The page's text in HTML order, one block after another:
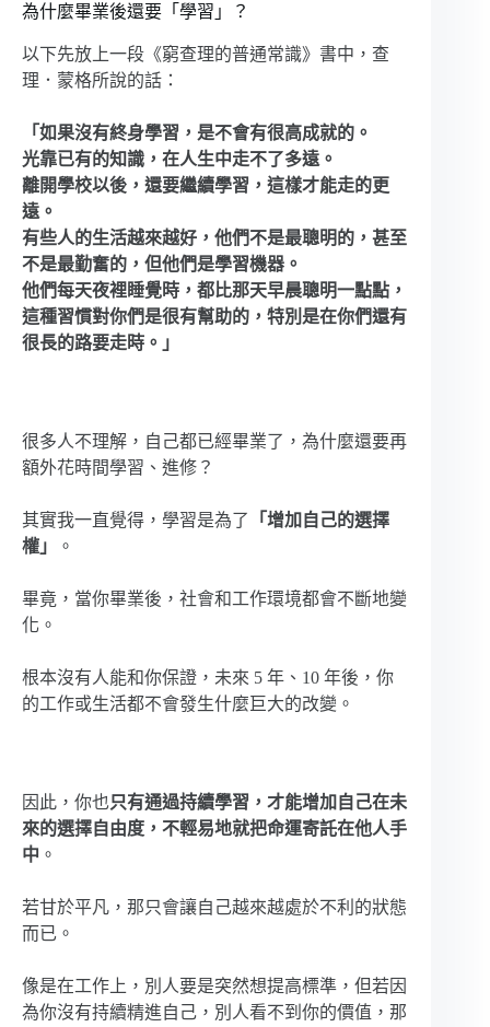
為什麼畢業後還要「學習」？
以下先放上一段《窮查理的普通常識》書中，查
理．蒙格所說的話：
「如果沒有終身學習，是不會有很高成就的。
光靠已有的知識，在人生中走不了多遠。
離開學校以後，還要繼續學習，這樣才能走的更
遠。
有些人的生活越來越好，他們不是最聰明的，甚至
不是最勤奮的，但他們是學習機器。
他們每天夜裡睡覺時，都比那天早晨聰明一點點，
這種習慣對你們是很有幫助的，特別是在你們還有
很長的路要走時。」
很多人不理解，自己都已經畢業了，為什麼還要再
額外花時間學習、進修？
其實我一直覺得，學習是為了
「增加自己的選擇
權」
。
畢竟，當你畢業後，社會和工作環境都會不斷地變
化。
根本沒有人能和你保證，未來 5 年、10 年後，你
的工作或生活都不會發生什麼巨大的改變。
因此，你也只有通過持續學習，才能增加自己在未
來的選擇自由度，不輕易地就把命運寄託在他人手
中 。
若甘於平凡，那只會讓自己越來越處於不利的狀態
而已。
像是在工作上，別人要是突然想提高標準，但若因
為你沒有持續精進自己，別人看不到你的價值，那